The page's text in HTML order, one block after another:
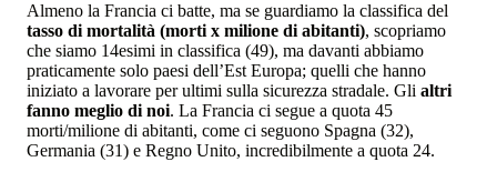
Almeno la Francia ci batte, ma se guardiamo la classifica del
tasso di mortalità (morti x milione di abitanti), scopriamo
che siamo 14esimi in classifica (49), ma davanti abbiamo
praticamente solo paesi dell’Est Europa; quelli che hanno
iniziato a lavorare per ultimi sulla sicurezza stradale. Gli altri
fanno meglio di noi. La Francia ci segue a quota 45
morti/milione di abitanti, come ci seguono Spagna (32),
Germania (31) e Regno Unito, incredibilmente a quota 24.